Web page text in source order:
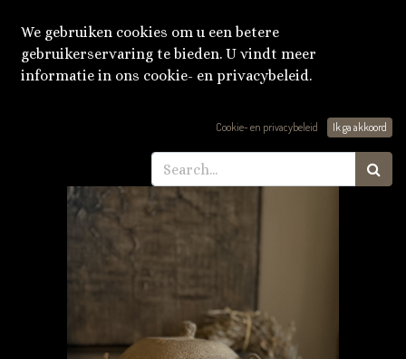
We gebruiken cookies om u een betere
gebruikerservaring te bieden. U vindt meer
informatie in ons cookie- en privacybeleid.
Cookie- en privacybeleid Ik ga akkoord